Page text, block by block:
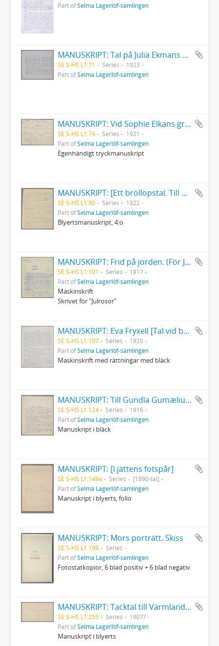
Part ofSelma Lagerlöf-samlingen
MANUSKRIPT: Tal på Julia Ekmans 80-årsdag 30/8 1923
SE S-HS L1:71 Series
1923
Part ofSelma Lagerlöf-samlingen
MANUSKRIPT: Vid Sophie Elkans grav
SE S-HS L1:74 Series
1921
Part ofSelma Lagerlöf-samlingen
Egenhändigt tryckmanuskript
MANUSKRIPT: [Ett bröllopstal. Till Karl Axel Winges och Märta Lagerlöfs bröllop 2/6 1922]
SE S-HS L1:90 Series
1922
Part ofSelma Lagerlöf-samlingen
Blyertsmanuskript, 4:o
MANUSKRIPT: Frid på jorden. (För Julrosor.)
SE S-HS L1:101 Series
1917
Part ofSelma Lagerlöf-samlingen
Maskinskrift
Skrivet för "Julrosor"
MANUSKRIPT: Eva Fryxell [Tal vid begravningen 8/4 1920]
SE S-HS L1:107 Series
1920
Part ofSelma Lagerlöf-samlingen
Maskinskrift med rättningar med bläck
MANUSKRIPT: Till Gundla Gumælius. Vid graven på Nya kyrkogården 1916.
SE S-HS L1:124 Series
1916
Part ofSelma Lagerlöf-samlingen
Manuskript i bläck
MANUSKRIPT: [I jättens fotspår]
SE S-HS L1:149a Series
[1890-tal]
Part ofSelma Lagerlöf-samlingen
Manuskript i blyerts, folio
MANUSKRIPT: Mors porträtt. Skiss
SE S-HS L1:199
Series
Part ofSelma Lagerlöf-samlingen
Fotostatkopior, 6 blad positiv + 6 blad negativ
MANUSKRIPT: Tacktal till Värmlands studenter
SE S-HS L1:255 Series
1907?
Part ofSelma Lagerlöf-samlingen
Manuskript i blyerts